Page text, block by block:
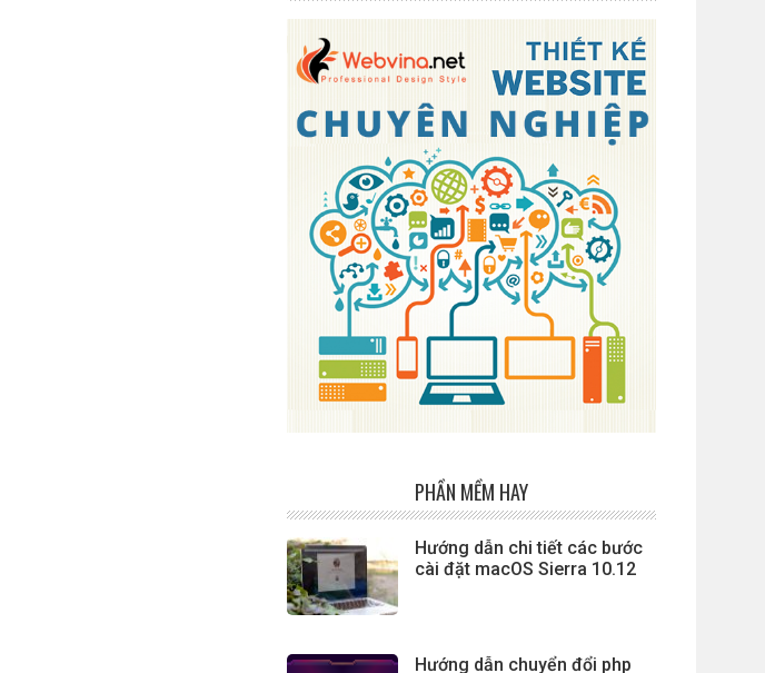
PHẦN MỀM HAY
Hướng dẫn chi tiết các bước
cài đặt macOS Sierra 10.12
Hướng dẫn chuyển đổi php